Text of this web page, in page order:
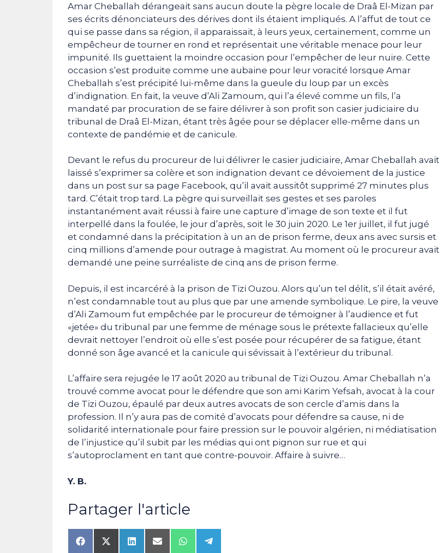
Amar Cheballah dérangeait sans aucun doute la pègre locale de Draâ El-Mizan par
ses écrits dénonciateurs des dérives dont ils étaient impliqués. A l’affut de tout ce
qui se passe dans sa région, il apparaissait, à leurs yeux, certainement, comme un
empêcheur de tourner en rond et représentait une véritable menace pour leur
impunité. Ils guettaient la moindre occasion pour l’empêcher de leur nuire. Cette
occasion s’est produite comme une aubaine pour leur voracité lorsque Amar
Cheballah s’est précipité lui-même dans la gueule du loup par un excès
d’indignation. En fait, la veuve d’Ali Zamoum, qui l’a élevé comme un fils, l’a
mandaté par procuration de se faire délivrer à son profit son casier judiciaire du
tribunal de Draâ El-Mizan, étant très âgée pour se déplacer elle-même dans un
contexte de pandémie et de canicule.
Devant le refus du procureur de lui délivrer le casier judiciaire, Amar Cheballah avait
laissé s’exprimer sa colère et son indignation devant ce dévoiement de la justice
dans un post sur sa page Facebook, qu’il avait aussitôt supprimé 27 minutes plus
tard. C’était trop tard. La pègre qui surveillait ses gestes et ses paroles
instantanément avait réussi à faire une capture d’image de son texte et il fut
interpellé dans la foulée, le jour d’après, soit le 30 juin 2020. Le 1er juillet, il fut jugé
et condamné dans la précipitation à un an de prison ferme, deux ans avec sursis et
cinq millions d’amende pour outrage à magistrat. Au moment où le procureur avait
demandé une peine surréaliste de cinq ans de prison ferme.
Depuis, il est incarcéré à la prison de Tizi Ouzou. Alors qu’un tel délit, s’il était avéré,
n’est condamnable tout au plus que par une amende symbolique. Le pire, la veuve
d’Ali Zamoum fut empêchée par le procureur de témoigner à l’audience et fut
«jetée» du tribunal par une femme de ménage sous le prétexte fallacieux qu’elle
devrait nettoyer l’endroit où elle s’est posée pour récupérer de sa fatigue, étant
donné son âge avancé et la canicule qui sévissait à l’extérieur du tribunal.
L’affaire sera rejugée le 17 août 2020 au tribunal de Tizi Ouzou. Amar Cheballah n’a
trouvé comme avocat pour le défendre que son ami Karim Yefsah, avocat à la cour
de Tizi Ouzou, épaulé par deux autres avocats de son cercle d’amis dans la
profession. Il n’y aura pas de comité d’avocats pour défendre sa cause, ni de
solidarité internationale pour faire pression sur le pouvoir algérien, ni médiatisation
de l’injustice qu’il subit par les médias qui ont pignon sur rue et qui
s’autoproclament en tant que contre-pouvoir. Affaire à suivre…
Y. B.
Partager l'article
ShareShareShareShareShareShare